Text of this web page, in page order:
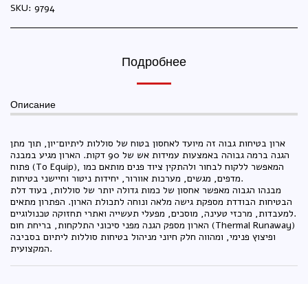
SKU: 9794
Подробнее
Описание
ארון בטיחות גבוה זה מיועד לאחסון בטוח של סוללות ליתיום־יון, תוך מתן
הגנה ברמה גבוהה באמצעות עמידות אש של 90 דקות. הארון מגיע במבנה
פתוח (To Equip), המאפשר ללקוח לבחור ולהתקין ציוד פנים מותאם כמו
מדפים, מגשים, מערכות אוורור, יחידות ניטור וחיישני בטיחות.
מבנהו הגבוה מאפשר אחסון של כמות גדולה יותר של סוללות, בעוד דלת
הבטיחות הבודדת מספקת גישה מלאה ונוחה לתכולת הארון. הפתרון מתאים
למעבדות, מרכזי טעינה, מוסכים, מפעלי תעשייה ואתרי תחזוקה טכנולוגיים.
הארון מספק הגנה מפני סיכוני התלקחות, בריחת חום (Thermal Runaway)
ופיצוץ פנימי, ומהווה חלק חיוני מניהול בטיחות סוללות ליתיום בסביבה
המקצועית.